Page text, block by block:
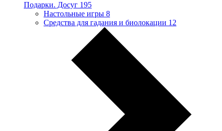
Подарки. Досуг 195
Настольные игры 8
Средства для гадания и биолокации 12